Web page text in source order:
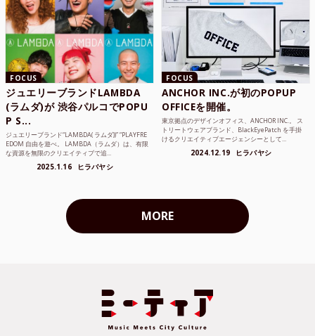
FOCUS
ジュエリーブランドLAMBDA
(ラムダ)が 渋谷パルコでPOPU
P S...
ジュエリーブランド“LAMBDA( ラムダ))” “PLAYFRE
EDOM 自由を遊べ。 LAMBDA（ラムダ）は、有限
な資源を無限のクリエイティブで追...
2025.1.16 ヒラバヤシ
FOCUS
ANCHOR INC.が初のPOPUP
OFFICEを開催。
東京拠点のデザインオフィス、ANCHOR INC.。 ス
トリートウェアブランド、BlackEyePatch を手掛
けるクリエイティブエージェンシーとして...
2024.12.19 ヒラバヤシ
MORE